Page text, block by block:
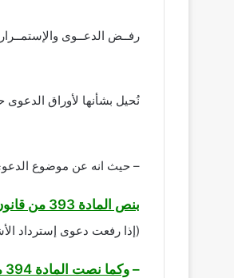
رفــض الدعــوى والإستمــرار
نُحيل بشأنها لأوراق
– حيث انه عن موضوع الدعوى
بنص المادة 393 من قانون المرافعات الذى ينص على:
(إذا رفعت دعوى إسترداد
– وكما نصت المادة 394 من ذات القانون على انه: